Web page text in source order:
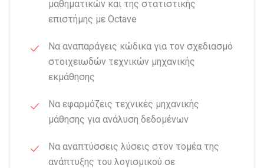
μαθηματικών και της στατιστικής
επιστήμης με Octave
Να αναπαράγεις κώδικα για τον σχεδιασμό
στοιχειωδών τεχνικών μηχανικής
εκμάθησης
Να εφαρμόζεις τεχνικές μηχανικής
μάθησης για ανάλυση δεδομένων
Να αναπτύσσεις λύσεις στον τομέα της
ανάπτυξης του λογισμικού σε